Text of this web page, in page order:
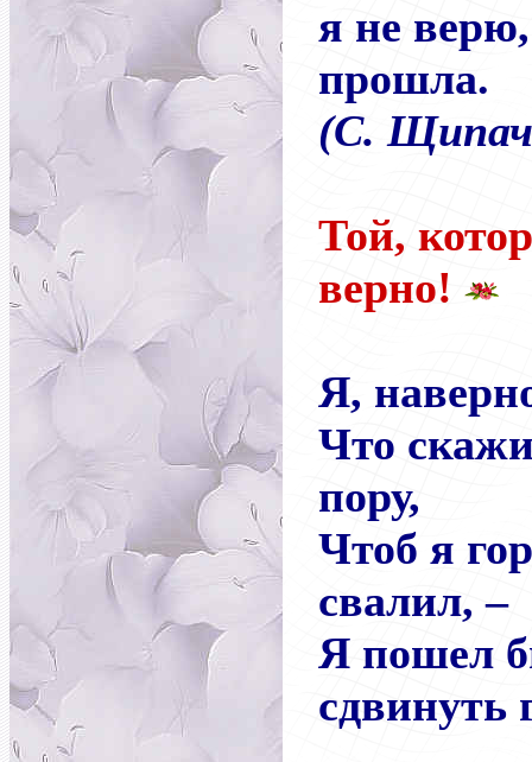
я не
прошла.
(С.
Той,
верно!
Я,
Что
пору,
Чтоб я
свалил, –
Я пошел
сдвинуть